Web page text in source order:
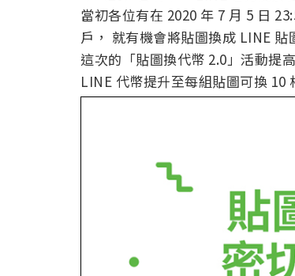
當初各位有在 2020 年 7 月 5 日
戶， 就有機會將貼圖換成 LINE 貼
這次的「貼圖換代幣 2.0」活動提
LINE 代幣提升至每組貼圖可換 10